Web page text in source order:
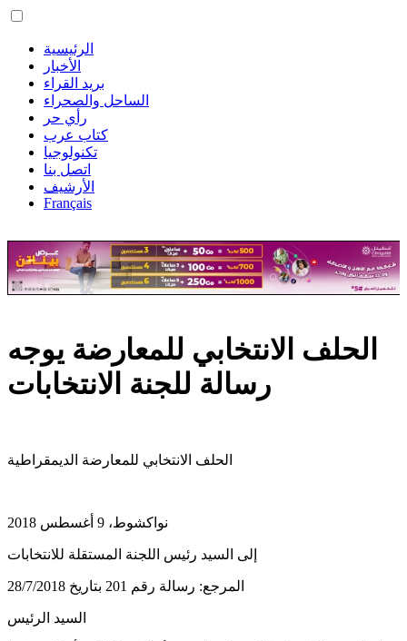
الرئيسية
الأخبار
بريد القراء
الساحل والصحراء
رأي حر
كتاب عرب
تكنولوجيا
اتصل بنا
الأرشيف
Français
الحلف الانتخابي للمعارضة يوجه
رسالة للجنة الانتخابات
الحلف الانتخابي للمعارضة الديمقراطية
إلى السيد رئيس اللجنة المستقلة للانتخابات
السيد الرئيس